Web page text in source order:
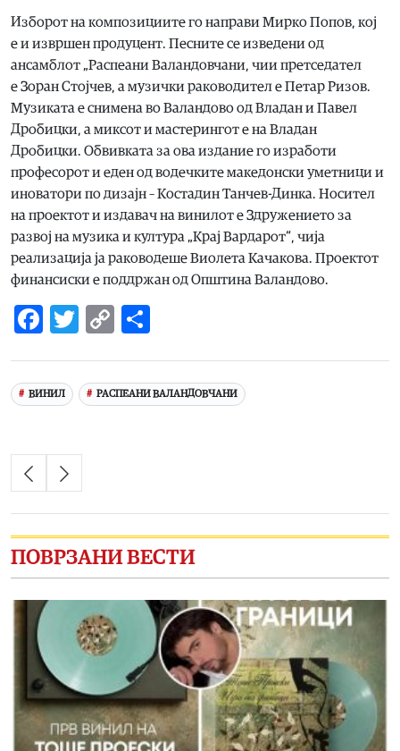
Изборот на композициите го направи Мирко Попов, кој
е и извршен продуцент. Песните се изведени од
ансамблот „Распеани Валандовчани, чии претседател
е Зоран Стојчев, а музички раководител е Петар Ризов.
Музиката е снимена во Валандово од Владан и Павел
Дробицки, а миксот и мастерингот е на Владан
Дробицки. Обвивката за ова издание го изработи
професорот и еден од водечките македонски уметници и
иноватори по дизајн – Костадин Танчев-Динка. Носител
на проектот и издавач на винилот е Здружението за
развој на музика и култура „Крај Вардарот“, чија
реализација ја раководеше Виолета Качакова. Проектот
финансиски е поддржан од Општина Валандово.
Facebook
Twitter
Copy
ВИНИЛ РАСПЕАНИ ВАЛАНДОВЧАНИ
ПОВРЗАНИ ВЕСТИ